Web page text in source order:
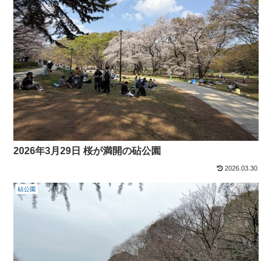
2026年3月29日 桜が満開の砧公園
2026.03.30
砧公園